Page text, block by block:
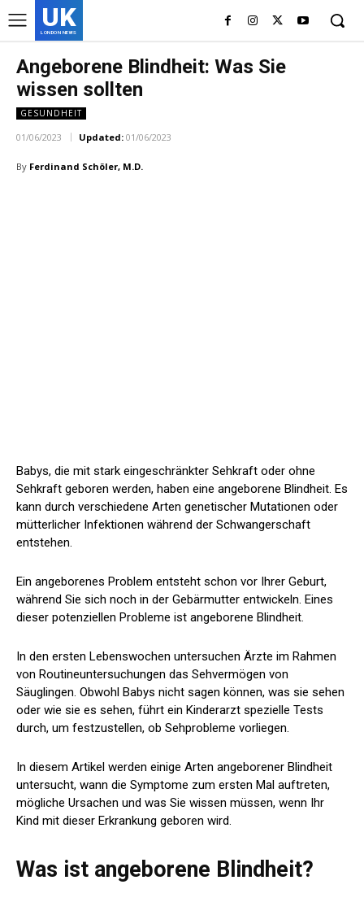
UK
LONDON NEWS
Angeborene Blindheit: Was Sie
wissen sollten
GESUNDHEIT
01/06/2023 Updated: 01/06/2023
By Ferdinand Schöler, M.D.
Babys, die mit stark eingeschränkter Sehkraft oder ohne
Sehkraft geboren werden, haben eine angeborene Blindheit. Es
kann durch verschiedene Arten genetischer Mutationen oder
mütterlicher Infektionen während der Schwangerschaft
entstehen.
Ein angeborenes Problem entsteht schon vor Ihrer Geburt,
während Sie sich noch in der Gebärmutter entwickeln. Eines
dieser potenziellen Probleme ist angeborene Blindheit.
In den ersten Lebenswochen untersuchen Ärzte im Rahmen
von Routineuntersuchungen das Sehvermögen von
Säuglingen. Obwohl Babys nicht sagen können, was sie sehen
oder wie sie es sehen, führt ein Kinderarzt spezielle Tests
durch, um festzustellen, ob Sehprobleme vorliegen.
In diesem Artikel werden einige Arten angeborener Blindheit
untersucht, wann die Symptome zum ersten Mal auftreten,
mögliche Ursachen und was Sie wissen müssen, wenn Ihr
Kind mit dieser Erkrankung geboren wird.
Was ist angeborene Blindheit?